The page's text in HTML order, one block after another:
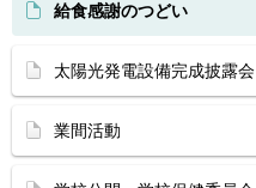
給食感謝のつどい
太陽光発電設備完成披露会
業間活動